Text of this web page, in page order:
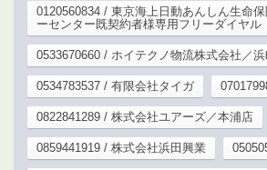
0120560834 / 東京海上日動あんしん生命
ーセンター既契約者様専用フリーダイヤル
0533670660 / ホイテクノ物流株式会社／
0534783537 / 有限会社タイガ
0822841289 / 株式会社ユアーズ／本浦店
0859441919 / 株式会社浜田興業